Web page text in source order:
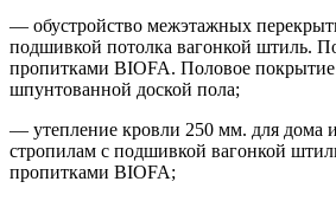
— обустройство межэтажных
подшивкой потолка вагонкой штиль.
пропитками BIOFA. Половое покрытие
шпунтованной доской пола;
— утепление кровли 250 мм. для дома
стропилам с подшивкой вагонкой
пропитками BIOFA;